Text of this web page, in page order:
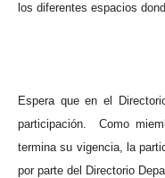
los diferentes espacios
Espera que en el
participación.
Como
termina su vigencia, la
por parte del Directorio